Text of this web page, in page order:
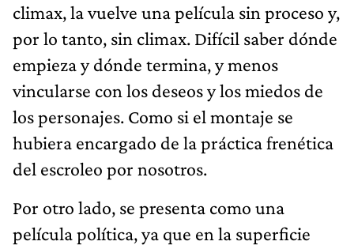
climax, la vuelve una película sin proceso y,
por lo tanto, sin climax. Difícil saber dónde
empieza y dónde termina, y menos
vincularse con los deseos y los miedos de
los personajes. Como si el montaje se
hubiera encargado de la práctica frenética
del escroleo por nosotros.
Por otro lado, se presenta como una
película política, ya que en la superficie